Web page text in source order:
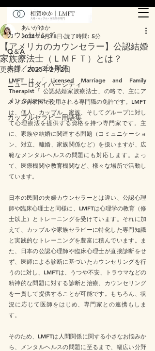
カウンセリング
Q＆A
夫婦／カップル関係
ニューロダイバーシティ
メンタルヘルス
カップルセラピー用語集
カウンセリング
【アメリカのカウンセラー】公認結婚
家族療法士（ＬＭＦＴ）とは？
あいがゆか
2024年8月18日 読了時間: 5分
更新日：2025年2月2日
LMFT は「Licensed Marriage and Family
Therapist「 公認結婚家族療法士」の略で、主にア
メリカ合衆国で使用される専門職の免許です。LMFT
は、個人、カップル、家族、そしてグループに対し
て心理療法を提供する資格を持つ専門家です。主
に、家族や結婚に関連する問題（コミュニケーショ
ン、対立、離婚、家族関係など）を扱いますが、広
範なメンタルヘルスの問題にも対応します。よっ
て、医療機関や教育機関など、様々な場所で活動し
ています。
日本の民間の夫婦カウンセラーとは違い、公認心理
師や臨床心理士と同様に、LMFTは心理学の教育（修
士以上）とトレーニングを受けています。それに加
えて、カップルや家族セラピーに特化した専門知識
と実践的なトレーニングを豊富に積んでいます。ま
た、日本の公認心理師や臨床心理士が直接診断をせ
ず、医師による診断に基づいたカウンセリングを行
うのに対し、LMFTは、うつや不安、トラウマなどの
精神的な問題に対する診断と治療、カウンセリング
を一貫して提供することが可能です。もちろん、状
況に応じて医師をはじめ、専門家との連携もしま
す。
そのため、LMFTは人間関係に関する小さなお悩みか
ら、メンタルヘルスの問題に至るまで、幅広い分野